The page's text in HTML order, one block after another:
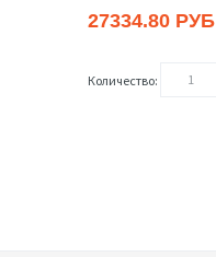
27334.80 РУБ
Количество: